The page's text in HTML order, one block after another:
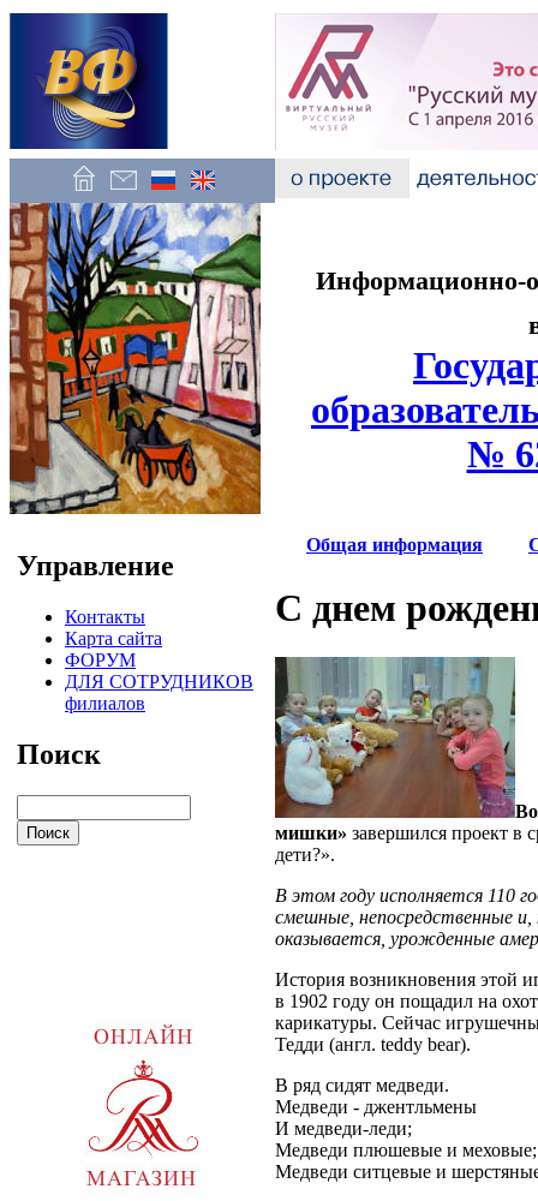
Управление
Контакты
Карта сайта
ФОРУМ
ДЛЯ СОТРУДНИКОВ
филиалов
Поиск
Информационно-
№
Общая информация
С днем
мишки» завершился проект в
дети?».
В этом году исполняется 110
смешные, непосредственные и,
оказывается, урожденные
История возникновения этой
в 1902 году он пощадил на
карикатуры. Сейчас
Тедди (англ. teddy bear).
В ряд сидят медведи.
Медведи - джентльмены
И медведи-леди;
Медведи плюшевые и меховые;
Медведи ситцевые и